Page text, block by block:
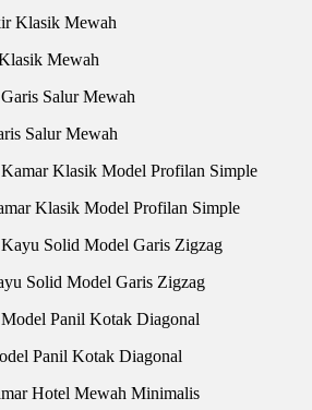
Mewah
Salur Mewah
Klasik Model Profilan Simple
Solid Model Garis Zigzag
Panil Kotak Diagonal